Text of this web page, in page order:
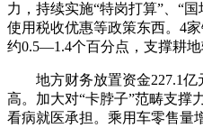
力，持续实施“特岗打算”、“
使用税收优惠等政策东西。4
约0.5—1.4个百分点，支撑耕地
地方财务放置资金227.1亿
高。加大对“卡脖子”范畴支撑
看病就医承担。乘用车零售量